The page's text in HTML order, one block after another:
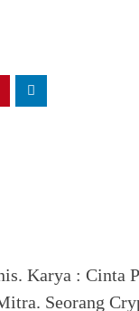
Karya : Cinta
Seorang